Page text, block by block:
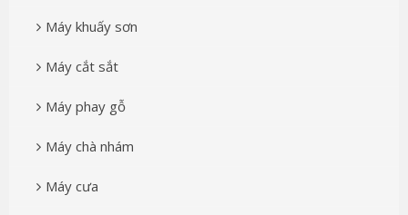
Máy khuấy sơn
Máy cắt sắt
Máy phay gỗ
Máy chà nhám
Máy cưa